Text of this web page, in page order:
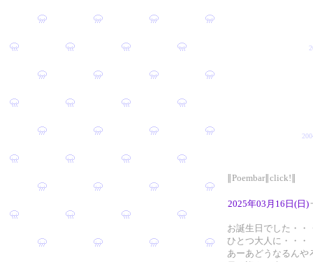
∥Poembar∥click!∥
2025年03月16日(日)
お誕生日でした・・
ひとつ大人に・・・
あーあどうなるんや